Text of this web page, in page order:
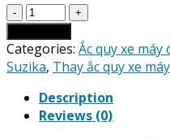
Giá
Thay
Ắc
Quy
máy
điện
Categories: Ắc quy xe máy
Suzika, Thay ắc quy xe
Description
Reviews (0)